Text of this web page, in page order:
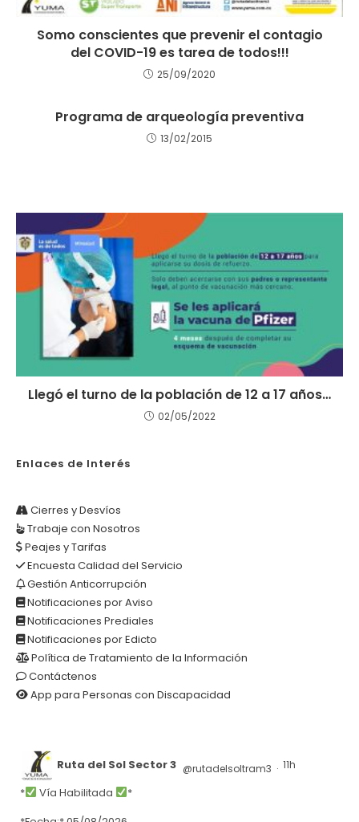
Somo conscientes que prevenir el contagio
del COVID-19 es tarea de todos!!!
25/09/2020
Programa de arqueología preventiva
13/02/2015
Llegó el turno de la población de 12 a 17 años…
02/05/2022
Enlaces de Interés
Cierres y Desvíos
Trabaje con Nosotros
Peajes y Tarifas
Encuesta Calidad del Servicio
Gestión Anticorrupción
Notificaciones por Aviso
Notificaciones Prediales
Notificaciones por Edicto
Política de Tratamiento de la Información
Contáctenos
App para Personas con Discapacidad
Ruta del Sol Sector 3 @rutadelsoltram3 · 11h
* Vía Habilitada
*